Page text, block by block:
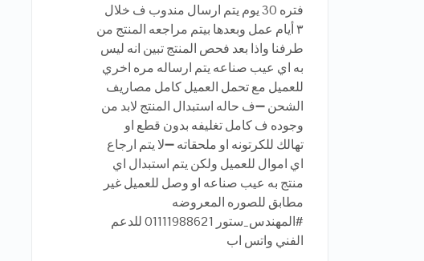
فتره 30 يوم يتم ارسال مندوب ف خلال
٣ أيام عمل وبعدها بيتم مراجعه المنتج من
طرفنا واذا بعد فحص المنتج تبين انه ليس
به اي عيب صناعه يتم ارساله مره اخري
للعميل مع تحمل العميل كامل مصاريف
الشحن ➖ف حاله استبدال المنتج لابد من
وجوده ف كامل تغليفه بدون قطع او
تهالك للكرتونه او ملحقاته ➖لا يتم ارجاع
اي اموال للعميل ولكن يتم استبدال اي
منتج به عيب صناعه او وصل للعميل غير
مطابق للصوره المعروضه
#المهندس_ستور 01111988621 للدعم
الفني واتس اب